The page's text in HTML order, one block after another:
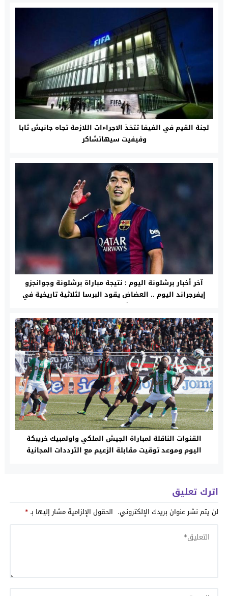
لجنة القيم في الفيفا تتخذ الاجراءات اللازمة تجاه جانيش ثابا
وفيفيت سيهاتشاكر
آخر أخبار برشلونة اليوم : نتيجة مباراة برشلونة وجوانجزو
إيفرجراند اليوم .. العضاض يقود البرسا لثلاثية تاريخية في
كأس العالم
القنوات الناقلة لمباراة الجيش الملكي واولمبيك خريبكة
اليوم وموعد توقيت مقابلة الزعيم مع الترددات المجانية
اترك تعليق
لن يتم نشر عنوان بريدك الإلكتروني. الحقول الإلزامية مشار إليها بـ*